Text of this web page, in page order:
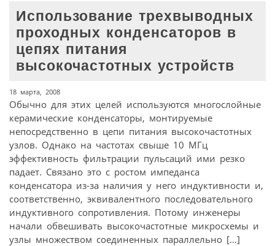
Использование трехвыводных
проходных конденсаторов в
цепях питания
высокочастотных устройств
18 марта, 2008
Обычно для этих целей используются многослойные
керамические конденсаторы, монтируемые
непосредственно в цепи питания высокочастотных
узлов. Однако на частотах свыше 10 МГц
эффективность фильтрации пульсаций ими резко
падает. Связано это с ростом импеданса
конденсатора из-за наличия у него индуктивности и,
соответственно, эквивалентного последовательного
индуктивного сопротивления. Потому инженеры
начали обвешивать высокочастотные микросхемы и
узлы множеством соединенных параллельно […]